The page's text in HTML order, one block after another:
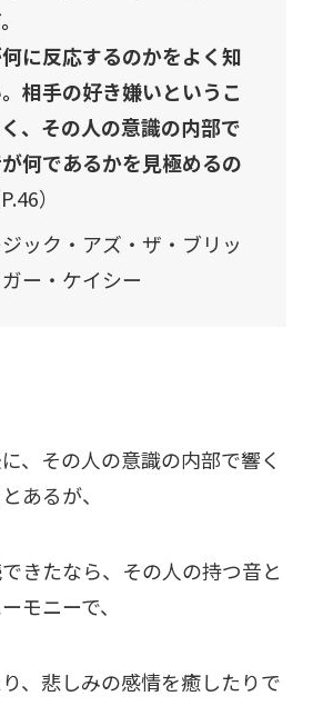
に反応するのかをよく知
相手の好き嫌いというこ
、その人の意識の内部で
何であるかを見極めるの
）
ジック・アズ・ザ・ブリッ
ー・ケイシー
、その人の意識の内部で響く
あるが、
きたなら、その人の持つ音と
モニーで、
、悲しみの感情を癒したりで